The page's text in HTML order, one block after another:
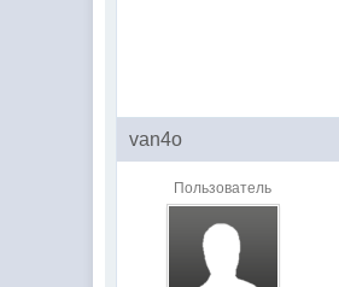
van4o
Пользователь